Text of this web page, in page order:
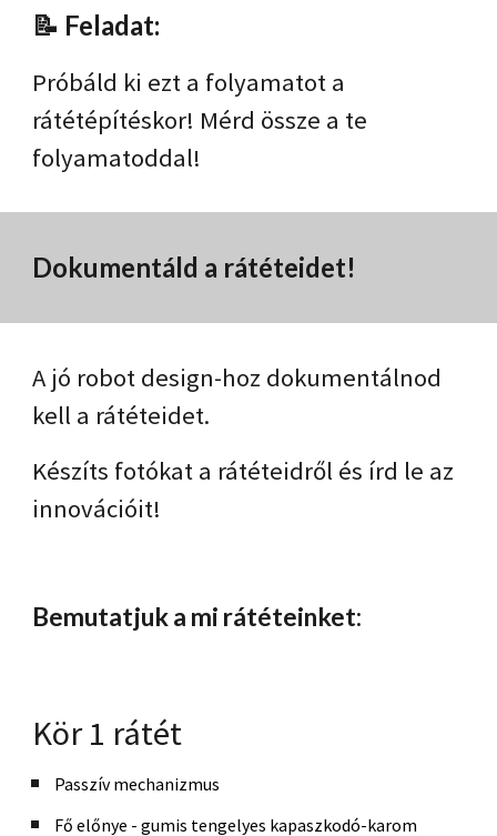
📝 Feladat:
Próbáld ki ezt a folyamatot a
rátétépítéskor! Mérd össze a te
folyamatoddal!
Dokumentáld a rátéteidet!
A jó robot design-hoz dokumentálnod
kell a rátéteidet.
Készíts fotókat a rátéteidről és írd le az
innovációit!
Bemutatjuk a mi rátéteinket:
Kör 1 rátét
Passzív mechanizmus
Fő előnye - gumis tengelyes kapaszkodó-karom